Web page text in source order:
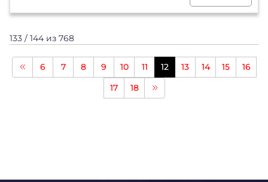
133 / 144 из 768
6 7 8 9 10 11 12 13 14 15
16
17
18